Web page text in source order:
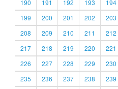
190
191 192 193 194
199
200 201 202 203
208
209 210 211 212
217
218 219 220 221
226
227 228 229 230
235
236 237 238 239